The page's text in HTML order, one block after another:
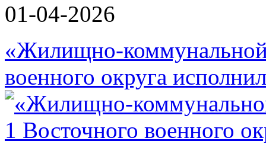
01-04-2026
«Жилищно-
военного округа